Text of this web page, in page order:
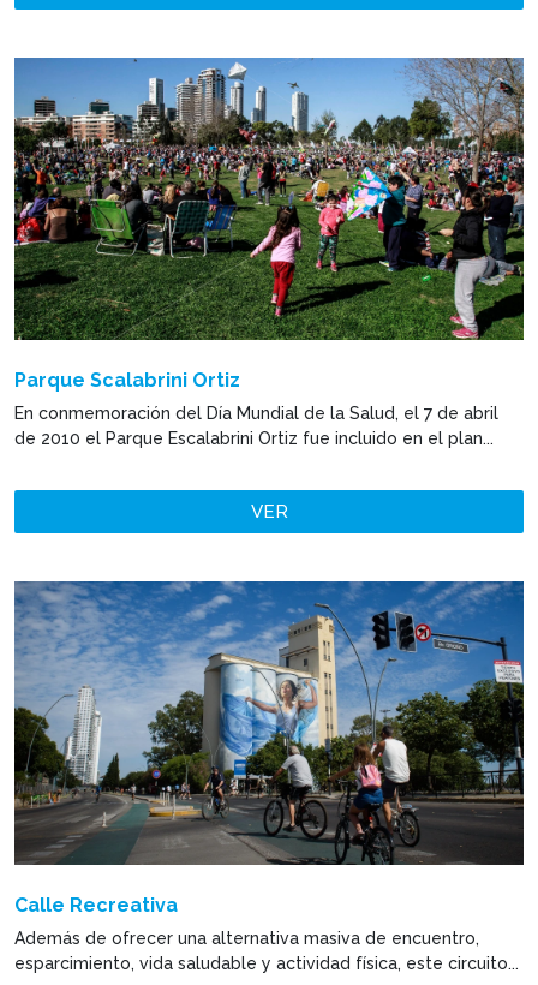
Parque Scalabrini Ortiz
En conmemoración del Día Mundial de la Salud, el 7 de abril
de 2010 el Parque Escalabrini Ortiz fue incluido en el plan...
VER
Calle Recreativa
Además de ofrecer una alternativa masiva de encuentro,
esparcimiento, vida saludable y actividad física, este circuito...